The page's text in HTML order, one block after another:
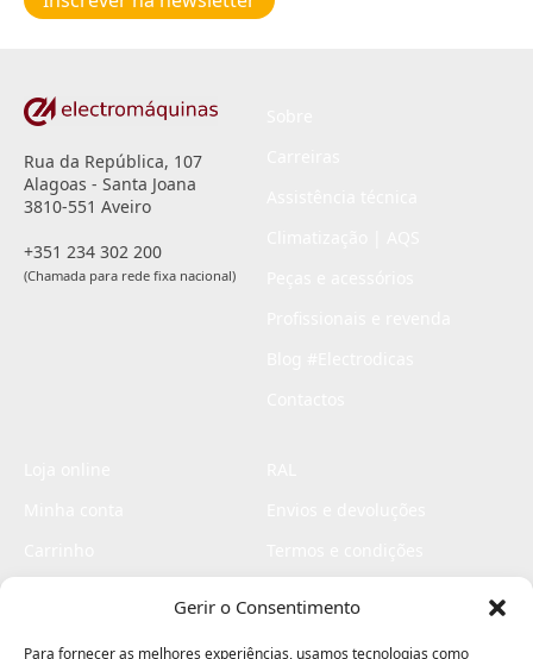
Gerir o Consentimento
Para fornecer as melhores experiências, usamos tecnologias como
privacidade
Rua da República, 107
Alagoas - Santa Joana
3810-551 Aveiro
+351 234 302 200
(Chamada para rede fixa nacional)